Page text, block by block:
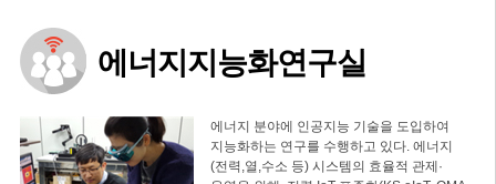
에너지지능화연구실
에너지 분야에 인공지능 기술을 도입하여
지능화하는 연구를 수행하고 있다. 에너지
(전력,열,수소 등) 시스템의 효율적 관제·